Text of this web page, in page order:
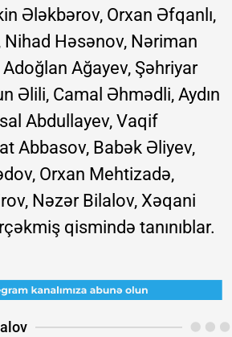
Ələkbərov, Orxan Əfqanlı,
Həsənov, Nəriman
Ağayev, Şəhriyar
Əlili, Camal Əhmədli, Aydın
Abdullayev, Vaqif
Abbasov, Babək Əliyev,
Orxan Mehtizadə,
Nəzər Bilalov, Xəqani
qismində tanınıblar.